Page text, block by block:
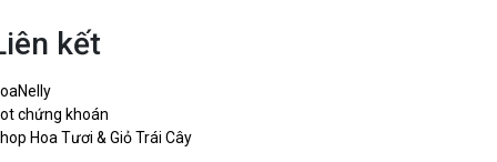
kết
chứng khoán
Hoa Tươi & Giỏ Trái Cây